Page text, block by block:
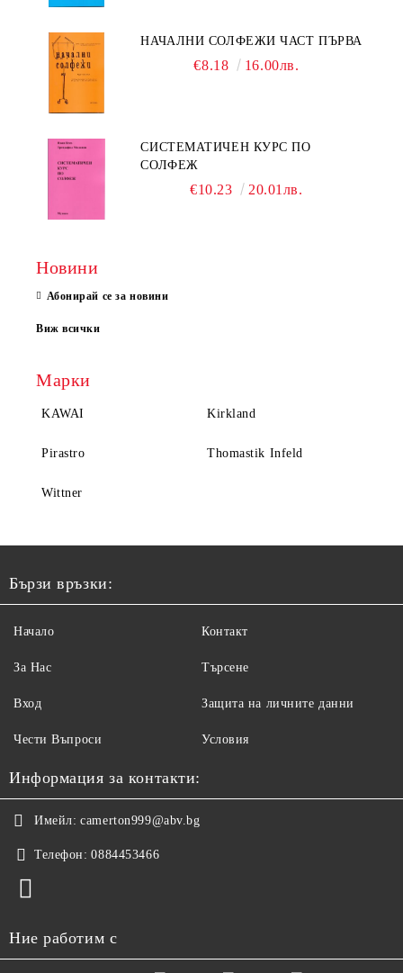
НАЧАЛНИ СОЛФЕЖИ ЧАСТ ПЪРВА
€8.18 16.00лв.
СИСТЕМАТИЧЕН КУРС ПО
СОЛФЕЖ
€10.23 20.01лв.
Новини
Абонирай се за новини
Виж всички
Марки
KAWAI Kirkland
Pirastro Thomastik Infeld
Wittner
Бързи връзки:
Начало
За Нас
Вход
Чести Въпроси
Контакт
Търсене
Защита на личните данни
Условия
Информация за контакти:
Имейл: camerton999@abv.bg
Телефон: 0884453466
Ние работим с